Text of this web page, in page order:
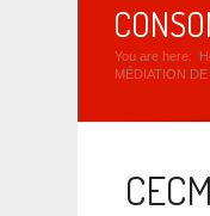
You are here:
MÉDIATION